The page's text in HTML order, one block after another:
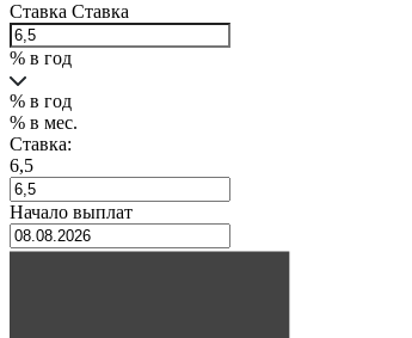
Ставка Ставка
% в год
% в год
% в мес.
Ставка:
6,5
Начало выплат